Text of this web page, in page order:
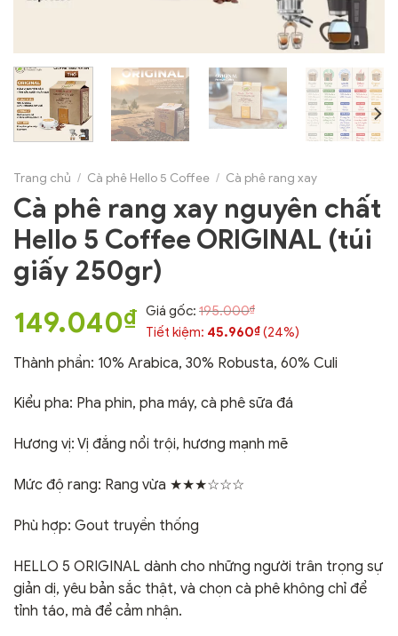
Trang chủ / Cà phê Hello 5 Coffee / Cà phê rang xay
Cà phê rang xay nguyên chất
Hello 5 Coffee ORIGINAL (túi
giấy 250gr)
149.040₫ Giá gốc: 195.000₫
Tiết kiệm: 45.960₫ (24%)
Thành phần: 10% Arabica, 30% Robusta, 60% Culi
Kiểu pha: Pha phin, pha máy, cà phê sữa đá
Hương vị: Vị đắng nổi trội, hương mạnh mẽ
Mức độ rang: Rang vừa ★★★☆☆☆
Phù hợp: Gout truyền thống
HELLO 5 ORIGINAL dành cho những người trân trọng sự
giản dị, yêu bản sắc thật, và chọn cà phê không chỉ để
tỉnh táo, mà để cảm nhận.